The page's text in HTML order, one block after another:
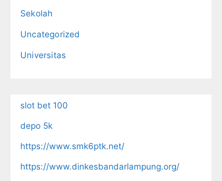
Sekolah
Uncategorized
Universitas
slot bet 100
depo 5k
https://www.smk6ptk.net/
https://www.dinkesbandarlampung.org/